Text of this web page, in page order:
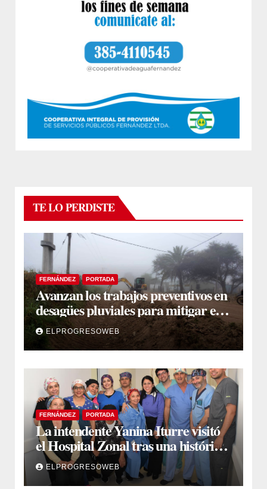
TE LO PERDISTE
FERNÁNDEZ PORTADA
Avanzan los trabajos preventivos en
desagües pluviales para mitigar el
impacto de la temporada de lluvias
ELPROGRESOWEB
FERNÁNDEZ PORTADA
La intendente Yanina Iturre visitó
el Hospital Zonal tras una histórica
jornada de intervenciones
laparoscópicas
ELPROGRESOWEB